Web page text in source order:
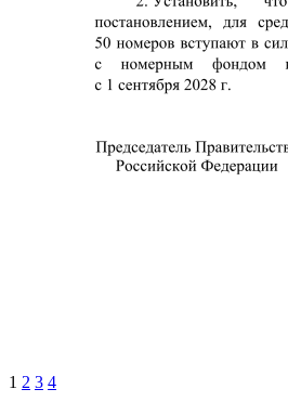
1 2 3 4